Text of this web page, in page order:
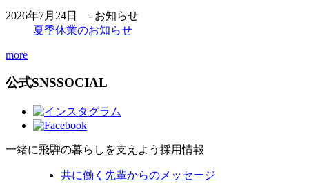
2026年7月24日 - お知らせ
夏季休業のお知らせ
more
公式SNSSOCIAL
一緒に飛騨の暮らしを支えよう 採用情報
共に働く先輩からのメッセージ